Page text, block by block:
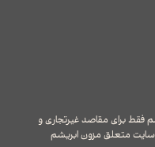
فقط برای مقاصد غیرتجاری و
سایت متعلق مزون ابریشم